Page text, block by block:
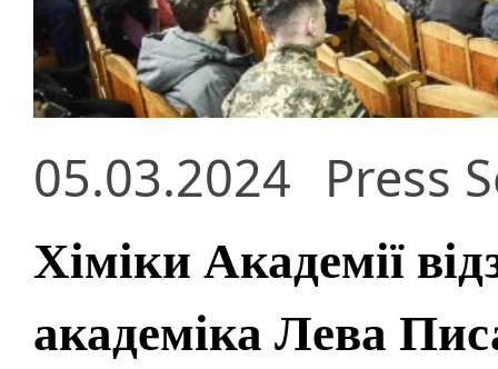
05.03.2024 Press
Хіміки Академії
академіка Лева